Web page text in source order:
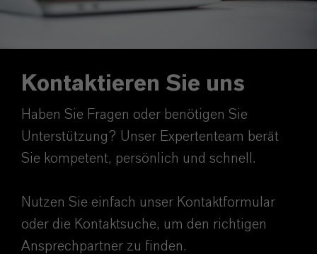
Kontaktieren Sie uns
Haben Sie Fragen oder benötigen Sie
Unterstützung? Unser Expertenteam berät
Sie kompetent, persönlich und schnell.
Nutzen Sie einfach unser Kontaktformular
oder die Kontaktsuche, um den richtigen
Ansprechpartner zu finden.